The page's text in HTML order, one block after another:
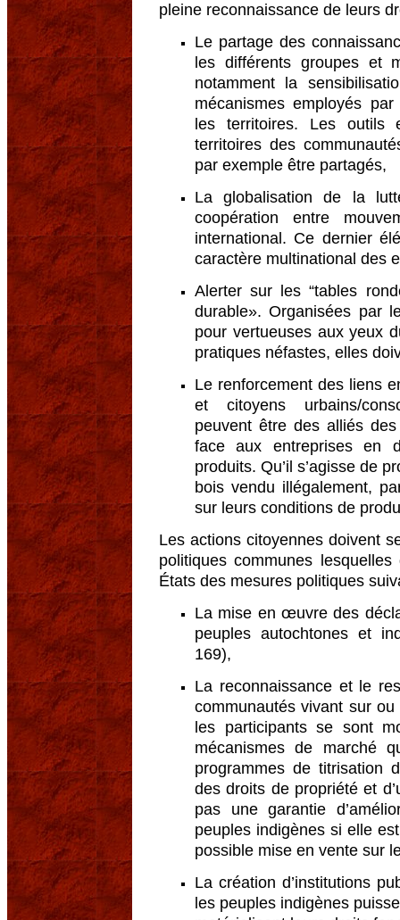
pleine reconnaissance de leurs
Le partage des
les différents groupes et
notamment la
mécanismes employés
les territoires. Les outils
territoires des
par exemple être partagés,
La globalisation de la
coopération entre
international. Ce dernier
caractère multinational des
Alerter sur les “tables
durable». Organisées par
pour vertueuses aux yeux
pratiques néfastes, elles
Le renforcement des liens
et citoyens urbains/
peuvent être des alliés
face aux entreprises en
produits. Qu’il s’agisse de
bois vendu illégalement,
sur leurs conditions de
Les actions citoyennes doivent
politiques communes
États des mesures politiques
La mise en œuvre des
peuples autochtones et
169),
La reconnaissance et le
communautés vivant sur
les participants se sont
mécanismes de marché
programmes de titrisation
des droits de propriété et
pas une garantie
peuples indigènes si elle
possible mise en vente sur
La création d’institutions
les peuples indigènes